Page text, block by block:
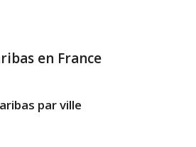
en France
par ville